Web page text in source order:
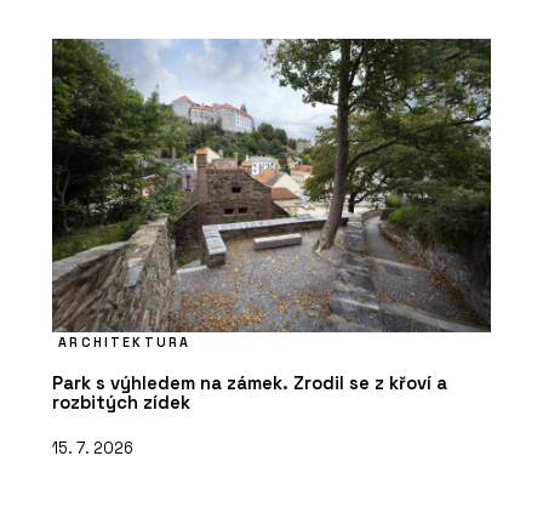
ARCHITEKTURA
Park s výhledem na zámek. Zrodil se z křoví a
rozbitých zídek
15. 7. 2026